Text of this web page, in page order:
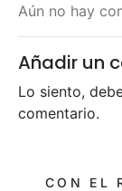
Aún no hay
Añadir un
Lo siento,
comentario.
CON EL